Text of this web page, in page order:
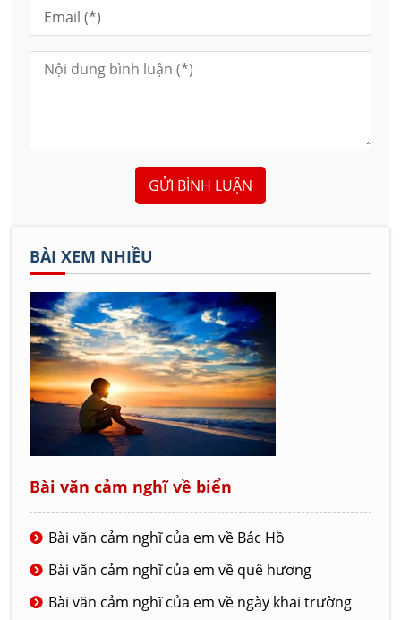
GỬI BÌNH LUẬN
BÀI XEM NHIỀU
Bài văn cảm nghĩ về biển
Bài văn cảm nghĩ của em về Bác Hồ
Bài văn cảm nghĩ của em về quê hương
Bài văn cảm nghĩ của em về ngày khai trường